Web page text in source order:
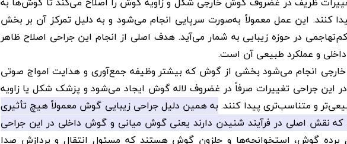
کنند. این عمل معمولاً به‌صورت سرپایی انجام می‌شود و به دلیل تمرکز آن بر بخش
در حوزه زیبایی به شمار می‌آید. هدف اصلی از انجام این جراحی اصلاح ظاهر
و عملکرد طبیعی آن است.
انجام می‌شود بخشی از گوش که بیشتر وظیفه جمع‌آوری و هدایت امواج صوتی
این جراحی تغییرات صرفاً در غضروف لاله گوش ایجاد می‌شود و پزشک شکل یا زاویه
و متناسب‌تری پیدا کنند. به همین دلیل جراحی زیبایی گوش معمولاً هیچ تأثیری
که نقش اصلی در فرآیند شنیدن دارند یعنی گوش میانی و گوش داخلی در این جراحی
گوش، استخوانچه‌ها و حلزون گوش هستند که مسئول انتقال و پردازش صدا